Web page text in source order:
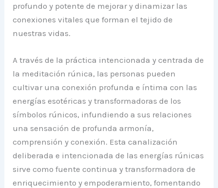
profundo y potente de mejorar y dinamizar las
conexiones vitales que forman el tejido de
nuestras vidas.
A través de la práctica intencionada y centrada de
la meditación rúnica, las personas pueden
cultivar una conexión profunda e íntima con las
energías esotéricas y transformadoras de los
símbolos rúnicos, infundiendo a sus relaciones
una sensación de profunda armonía,
comprensión y conexión. Esta canalización
deliberada e intencionada de las energías rúnicas
sirve como fuente continua y transformadora de
enriquecimiento y empoderamiento, fomentando